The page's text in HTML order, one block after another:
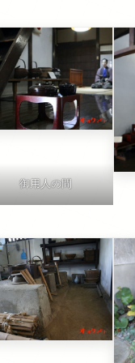
御用人の間